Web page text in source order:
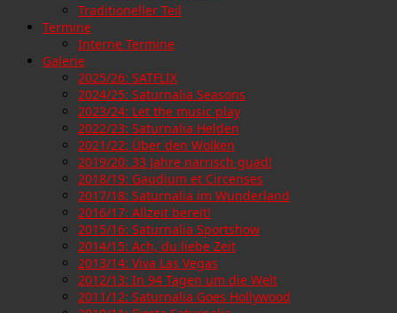
Traditioneller Teil
Termine
Interne Termine
Galerie
2025/26: SATFLIX
2024/25: Saturnalia Seasons
2023/24: Let the music play
2022/23: Saturnalia Helden
2021/22: Über den Wolken
2019/20: 33 Jahre narrisch guad!
2018/19: Gaudium et Circenses
2017/18: Saturnalia im Wunderland
2016/17: Allzeit bereit!
2015/16: Saturnalia Sportshow
2014/15: Ach, du liebe Zeit
2013/14: Viva Las Vegas
2012/13: In 94 Tagen um die Welt
2011/12: Saturnalia Goes Hollywood